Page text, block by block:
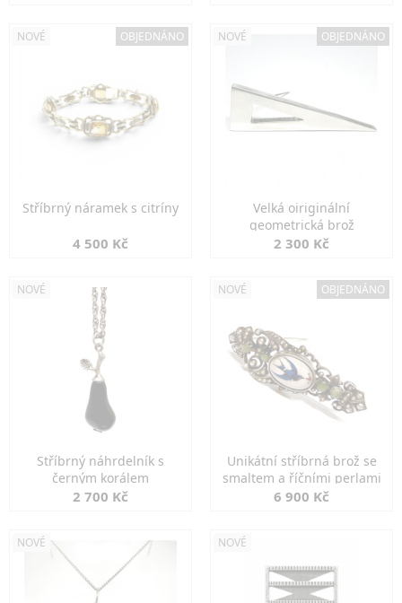
NOVÉ OBJEDNÁNO
Stříbrný náramek s citríny
4 500 Kč
NOVÉ OBJEDNÁNO
Velká oiriginální
geometrická brož
2 300 Kč
NOVÉ
Stříbrný náhrdelník s
černým korálem
2 700 Kč
NOVÉ OBJEDNÁNO
Unikátní stříbrná brož se
smaltem a říčními perlami
6 900 Kč
NOVÉ NOVÉ